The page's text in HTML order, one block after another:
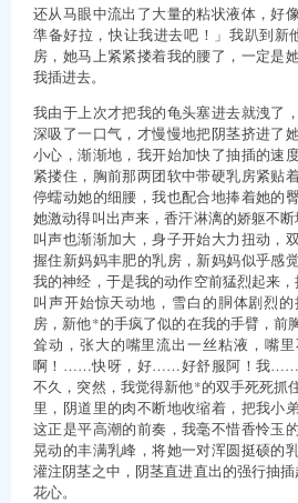
还从马眼中流出了大量的粘状液体，好
準备好拉，快让我进去吧！」我趴到新
房，她马上紧紧搂着我的腰了，一定是
我插进去。
我由于上次才把我的龟头塞进去就洩了
深吸了一口气，才慢慢地把阴茎挤进了
小心，渐渐地，我开始加快了抽插的速
紧搂住，胸前那两团软中带硬乳房紧贴
停蠕动她的细腰，我也配合地捧着她的
她激动得叫出声来，香汗淋漓的娇躯不
叫声也渐渐加大，身子开始大力扭动，
握住新妈妈丰肥的乳房，新妈妈似乎感
我的神经，于是我的动作空前猛烈起来
叫声开始惊天动地，雪白的胴体剧烈
房，新他*的手疯了似的在我的手臂，前
耸动，张大的嘴里流出一丝粘液，嘴
啊！……快呀，好……好舒服阿！我
不久，突然，我觉得新他*的双手死死抓
里，阴道里的肉不断地收缩着，把我小
这正是平高潮的前奏，我毫不惜香怜玉
晃动的丰满乳峰，将她一对浑圆挺硕的
灌注阴茎之中，阴茎直进直出的强行抽
花心。